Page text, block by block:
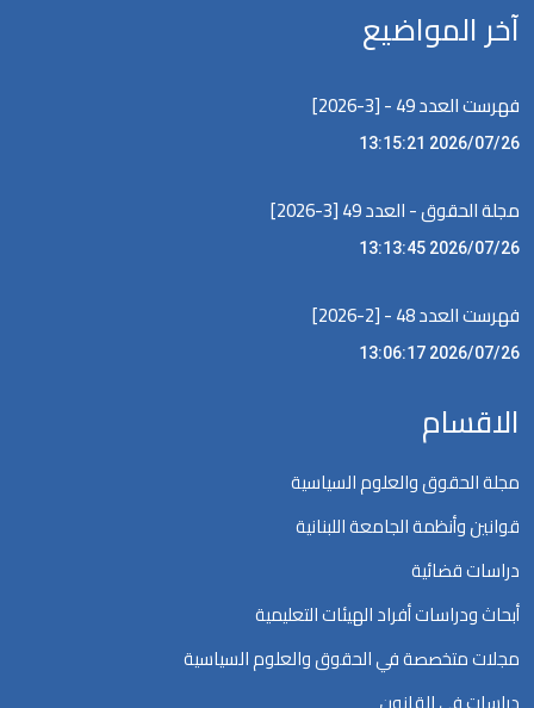
آخر المواضيع
فهرست العدد 49 - [3-2026]
2026/07/26 13:15:21
مجلة الحقوق - العدد 49 [3-2026]
2026/07/26 13:13:45
فهرست العدد 48 - [2-2026]
2026/07/26 13:06:17
الاقسام
مجلة الحقوق والعلوم السياسية
قوانين وأنظمة الجامعة اللبنانية
دراسات قضائية
أبحاث ودراسات أفراد الهيئات التعليمية
مجلات متخصصة في الحقوق والعلوم السياسية